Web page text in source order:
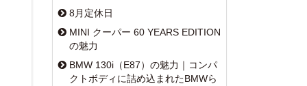
8月定休日
MINI クーパー 60 YEARS EDITION
の魅力
BMW 130i（E87）の魅力｜コンパ
クトボディに詰め込まれたBMWら